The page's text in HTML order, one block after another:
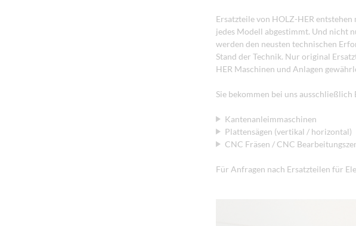
Ersatzteile von HOLZ-HER
jedes Modell abgestimmt. Und nicht
werden den neusten technischen
Stand der Technik. Nur original
HER Maschinen und Anlagen
Sie bekommen bei uns
Kantenanleimmaschinen
Plattensägen (vertikal / horizontal)
CNC Fräsen / CNC
Für Anfragen nach Ersatzteilen für